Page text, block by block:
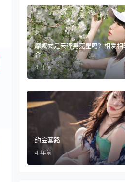
摩羯女是天秤男克星吗？相爱相
合
4 年前
约会套路
4 年前